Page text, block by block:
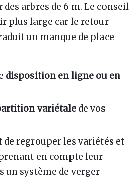
des arbres de 6 m. Le conseil
plus large car le retour
un manque de place
disposition en ligne ou en
variétale de vos
regrouper les variétés et
en compte leur
un système de verger